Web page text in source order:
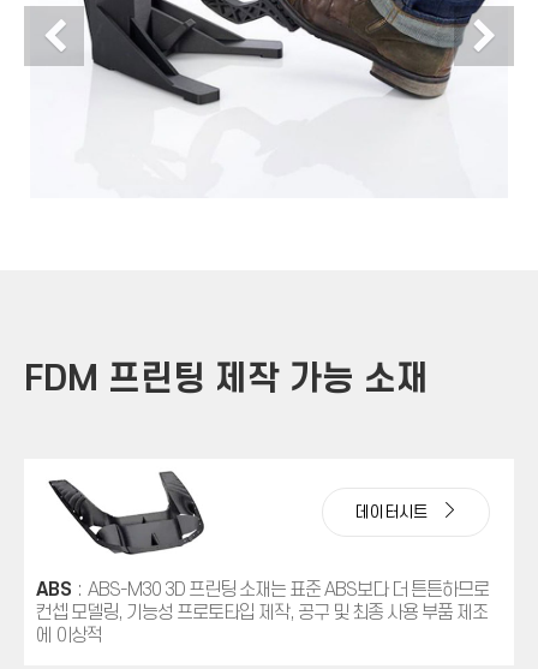
Previous
FDM 프린팅 제작 가능 소재
데이터시트
ABS : ABS-M30 3D 프린팅 소재는 표준 ABS보다 더 튼튼하므로
컨셉 모델링, 기능성 프로토타입 제작, 공구 및 최종 사용 부품 제조
에 이상적